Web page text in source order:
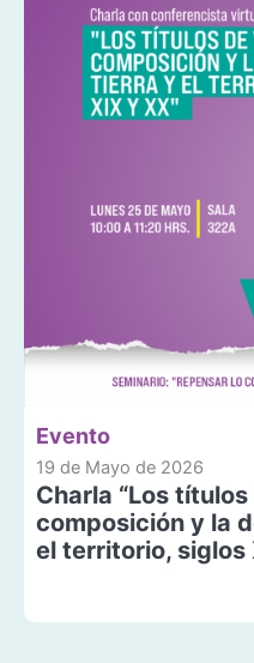
Evento
19 de Mayo de 2026
Charla “Los
composición y la
el territorio, siglos